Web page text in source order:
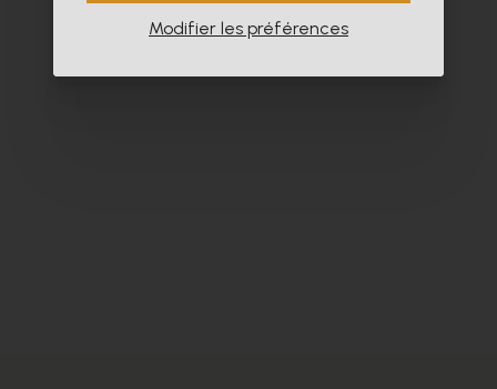
Modifier les préférences